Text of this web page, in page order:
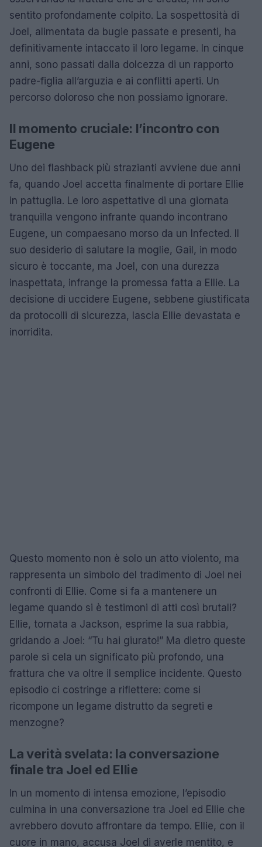
sentito profondamente colpito. La sospettosità di
Joel, alimentata da bugie passate e presenti, ha
definitivamente intaccato il loro legame. In cinque
anni, sono passati dalla dolcezza di un rapporto
padre-figlia all’arguzia e ai conflitti aperti. Un
percorso doloroso che non possiamo ignorare.
Il momento cruciale: l’incontro con
Eugene
Uno dei flashback più strazianti avviene due anni
fa, quando Joel accetta finalmente di portare Ellie
in pattuglia. Le loro aspettative di una giornata
tranquilla vengono infrante quando incontrano
Eugene, un compaesano morso da un Infected. Il
suo desiderio di salutare la moglie, Gail, in modo
sicuro è toccante, ma Joel, con una durezza
inaspettata, infrange la promessa fatta a Ellie. La
decisione di uccidere Eugene, sebbene giustificata
da protocolli di sicurezza, lascia Ellie devastata e
inorridita.
Questo momento non è solo un atto violento, ma
rappresenta un simbolo del tradimento di Joel nei
confronti di Ellie. Come si fa a mantenere un
legame quando si è testimoni di atti così brutali?
Ellie, tornata a Jackson, esprime la sua rabbia,
gridando a Joel: “Tu hai giurato!” Ma dietro queste
parole si cela un significato più profondo, una
frattura che va oltre il semplice incidente. Questo
episodio ci costringe a riflettere: come si
ricompone un legame distrutto da segreti e
menzogne?
La verità svelata: la conversazione
finale tra Joel ed Ellie
In un momento di intensa emozione, l’episodio
culmina in una conversazione tra Joel ed Ellie che
avrebbero dovuto affrontare da tempo. Ellie, con il
cuore in mano, accusa Joel di averle mentito, e